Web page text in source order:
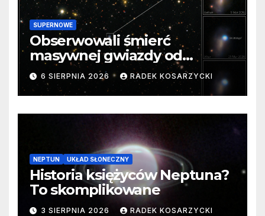
SUPERNOWE
Obserwowali śmierć
masywnej gwiazdy od
samego początku. Niezwykle
cenne dane
6 SIERPNIA 2026 RADEK KOSARZYCKI
NEPTUN UKŁAD SŁONECZNY
Historia księżyców Neptuna?
To skomplikowane
3 SIERPNIA 2026 RADEK KOSARZYCKI